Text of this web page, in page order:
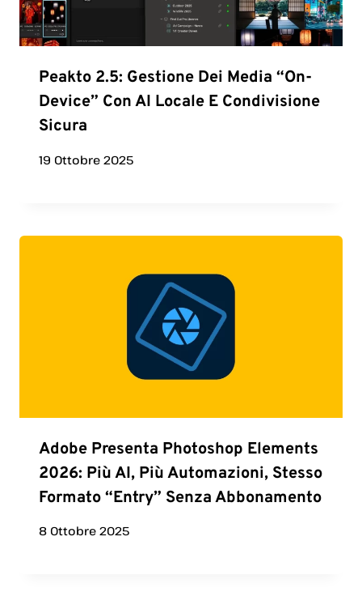
Peakto 2.5: Gestione Dei Media “on-
Device” Con AI Locale E Condivisione
Sicura
19 Ottobre 2025
Adobe Presenta Photoshop Elements
2026: Più AI, Più Automazioni, Stesso
Formato “entry” Senza Abbonamento
8 Ottobre 2025